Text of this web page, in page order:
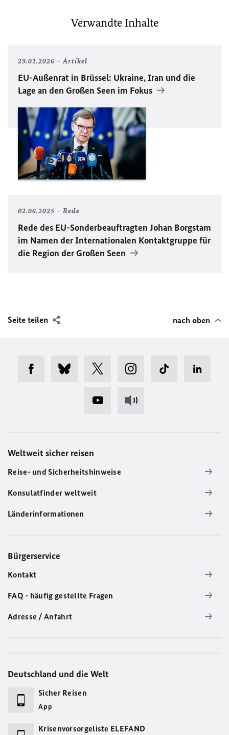
Verwandte Inhalte
29.01.2026 Artikel
EU-Außenrat in Brüssel: Ukraine, Iran und die
Lage an den Großen Seen im Fokus
02.06.2025 Rede
Rede des EU-Sonderbeauftragten Johan Borgstam
im Namen der Internationalen Kontaktgruppe für
die Region der Großen Seen
Seite teilen nach oben
Weltweit sicher reisen
Reise- und Sicherheitshinweise
Konsulatfinder weltweit
Länderinformationen
Bürgerservice
Kontakt
FAQ - häufig gestellte Fragen
Adresse / Anfahrt
Deutschland und die Welt
Sicher Reisen
App
Krisenvorsorgeliste ELEFAND